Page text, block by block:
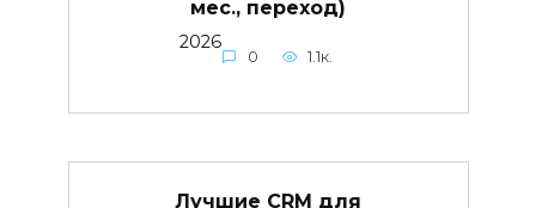
мес., переход)
2026
0 1.1к.
Лучшие CRM для